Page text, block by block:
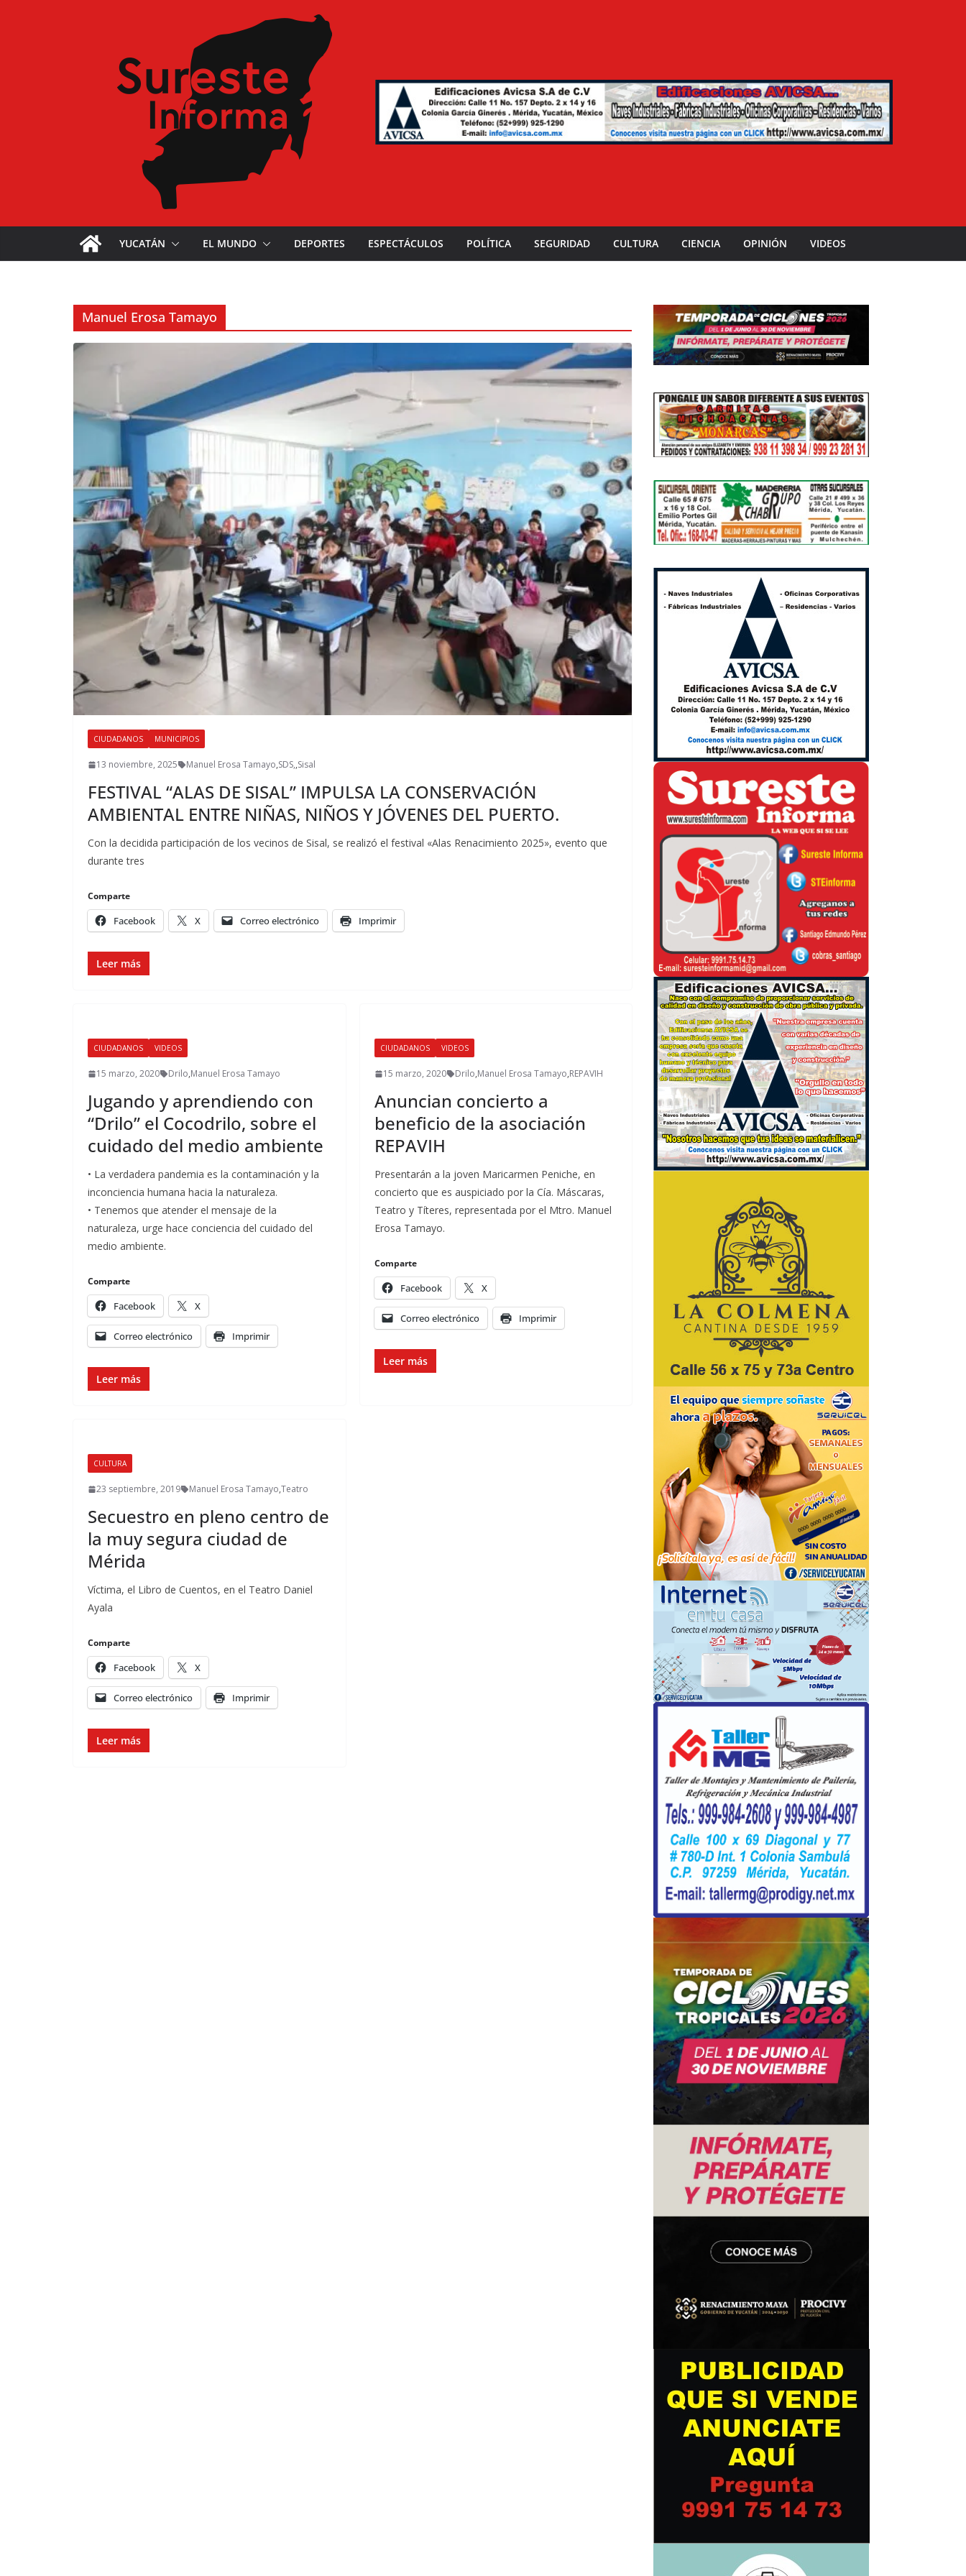
YUCATÁN EL MUNDO DEPORTES ESPECTÁCULOS POLÍTICA SEGURIDAD CULTURA CIENCIA OPINIÓN VIDEOS
Manuel Erosa Tamayo
CIUDADANOS MUNICIPIOS
13 noviembre, 2025 Manuel Erosa Tamayo,SDS,,Sisal
FESTIVAL “ALAS DE SISAL” IMPULSA LA CONSERVACIÓN
AMBIENTAL ENTRE NIÑAS, NIÑOS Y JÓVENES DEL PUERTO.
Con la decidida participación de los vecinos de Sisal, se realizó el festival «Alas Renacimiento 2025», evento que
durante tres
Comparte
Facebook X Correo electrónico Imprimir
Leer más
CIUDADANOS VIDEOS
15 marzo, 2020 Drilo,Manuel Erosa Tamayo
Jugando y aprendiendo con
“Drilo” el Cocodrilo, sobre el
cuidado del medio ambiente
• La verdadera pandemia es la contaminación y la
inconciencia humana hacia la naturaleza.
• Tenemos que atender el mensaje de la
naturaleza, urge hace conciencia del cuidado del
medio ambiente.
Comparte
Facebook X
Correo electrónico Imprimir
Leer más
CIUDADANOS VIDEOS
15 marzo, 2020 Drilo,Manuel Erosa Tamayo,REPAVIH
Anuncian concierto a
beneficio de la asociación
REPAVIH
Presentarán a la joven Maricarmen Peniche, en
concierto que es auspiciado por la Cía. Máscaras,
Teatro y Títeres, representada por el Mtro. Manuel
Erosa Tamayo.
Comparte
Facebook X
Correo electrónico Imprimir
Leer más
CULTURA
23 septiembre, 2019 Manuel Erosa Tamayo,Teatro
Secuestro en pleno centro de
la muy segura ciudad de
Mérida
Víctima, el Libro de Cuentos, en el Teatro Daniel
Ayala
Comparte
Facebook X
Correo electrónico Imprimir
Leer más